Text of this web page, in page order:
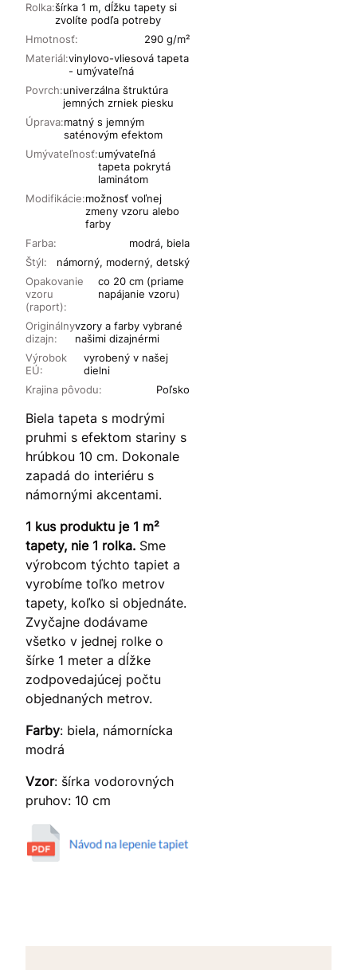
Rolka:šírka 1 m, dĺžku tapety si
zvolíte podľa potreby
Materiál:vinylovo-vliesová tapeta
- umývateľná
Povrch:univerzálna štruktúra
jemných zrniek piesku
Úprava:matný s jemným
saténovým efektom
Umývateľnosť:umývateľná
tapeta pokrytá
laminátom
Modifikácie:možnosť voľnej
zmeny vzoru alebo
farby
Farba:
modrá, biela
Opakovanie
vzoru
(raport):
co 20 cm (priame
napájanie vzoru)
Originálny
dizajn:
vzory a farby vybrané
našimi dizajnérmi
Výrobok
EÚ:
vyrobený v našej
dielni
Hmotnosť: 290 g/m²
Štýl: námorný, moderný, detský
Krajina pôvodu: Poľsko
Biela tapeta s modrými
pruhmi s efektom stariny s
hrúbkou 10 cm. Dokonale
zapadá do interiéru s
námornými akcentami.
1 kus produktu je 1 m²
tapety, nie 1 rolka. Sme
výrobcom týchto tapiet a
vyrobíme toľko metrov
tapety, koľko si objednáte.
Zvyčajne dodávame
všetko v jednej rolke o
šírke 1 meter a dĺžke
zodpovedajúcej počtu
objednaných metrov.
Farby: biela, námornícka
modrá
Vzor: šírka vodorovných
pruhov: 10 cm